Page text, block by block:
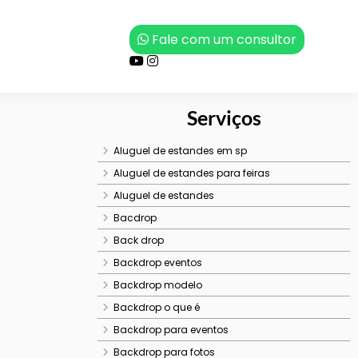
Fale com um consultor
Serviços
Aluguel de estandes em sp
Aluguel de estandes para feiras
Aluguel de estandes
Bacdrop
Back drop
Backdrop eventos
Backdrop modelo
Backdrop o que é
Backdrop para eventos
Backdrop para fotos